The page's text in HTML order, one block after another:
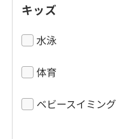
キッズ
水泳
体育
ベビースイミング